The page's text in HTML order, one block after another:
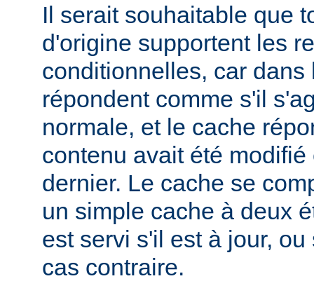
Il serait souhaitable que
d'origine supportent les
conditionnelles, car
répondent comme s'il
normale, et le cache
contenu avait été
dernier. Le cache se
un simple cache à deux
est servi s'il est à jour,
cas contraire.